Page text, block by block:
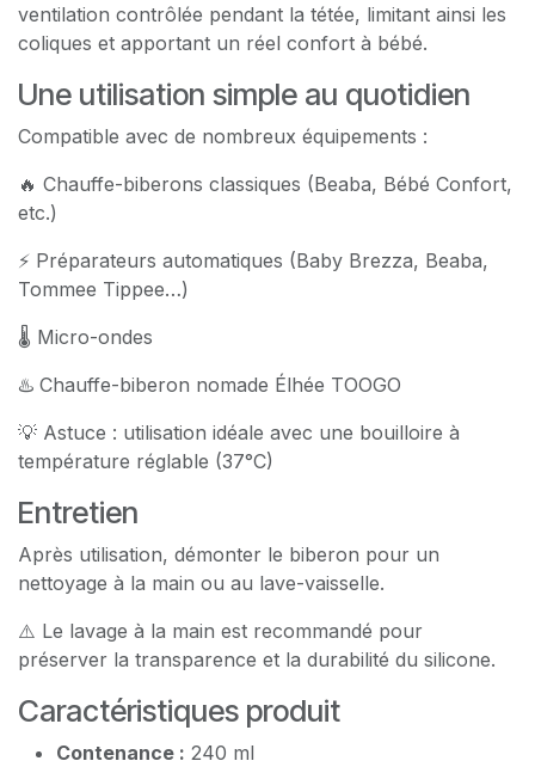
ventilation contrôlée pendant la tétée, limitant ainsi les
coliques et apportant un réel confort à bébé.
Une utilisation simple au quotidien
Compatible avec de nombreux équipements :
🔥 Chauffe-biberons classiques (Beaba, Bébé Confort,
etc.)
⚡ Préparateurs automatiques (Baby Brezza, Beaba,
Tommee Tippee…)
🌡 Micro-ondes
♨️ Chauffe-biberon nomade Élhée TOOGO
💡 Astuce : utilisation idéale avec une bouilloire à
température réglable (37°C)
Entretien
Après utilisation, démonter le biberon pour un
nettoyage à la main ou au lave-vaisselle.
⚠️ Le lavage à la main est recommandé pour
préserver la transparence et la durabilité du silicone.
Caractéristiques produit
Contenance : 240 ml